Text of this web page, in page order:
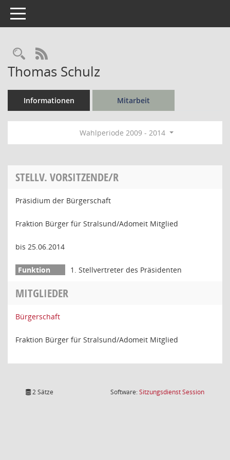
Toggle navigation
Rechercheauswahl
RSS-Feed
Thomas Schulz
Informationen Mitarbeit
Wahlperiode 2009 - 2014
STELLV. VORSITZENDE/R
Präsidium der Bürgerschaft
Fraktion Bürger für Stralsund/Adomeit Mitglied
bis 25.06.2014
1. Stellvertreter des Präsidenten
MITGLIEDER
Bürgerschaft
Fraktion Bürger für Stralsund/Adomeit Mitglied
2 Sätze Software:SitzungsdienstSession(Wird in